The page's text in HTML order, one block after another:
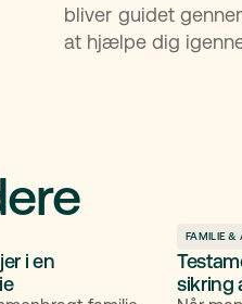
bliver guidet
at hjælpe dig
i en
FAMILIE &
sikring